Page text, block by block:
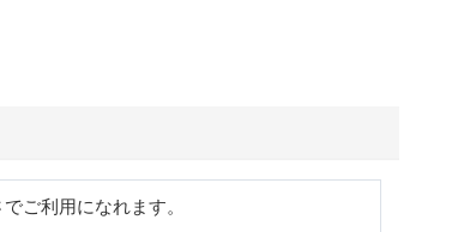
ご利用になれます。